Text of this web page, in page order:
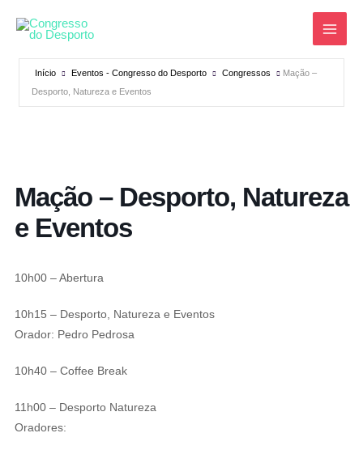
Início Eventos - Congresso do Desporto Congressos
Mação –
Desporto, Natureza e Eventos
Mação – Desporto, Natureza
e Eventos
10h00 – Abertura
10h15 – Desporto, Natureza e Eventos
Orador: Pedro Pedrosa
10h40 – Coffee Break
11h00 – Desporto Natureza
Oradores: